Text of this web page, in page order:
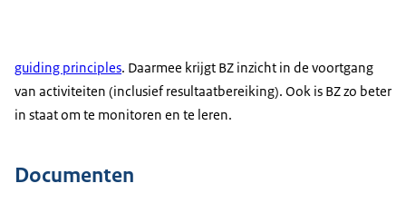
guiding principles. Daarmee krijgt BZ inzicht in de voortgang
van activiteiten (inclusief resultaatbereiking). Ook is BZ zo beter
in staat om te monitoren en te leren.
Documenten